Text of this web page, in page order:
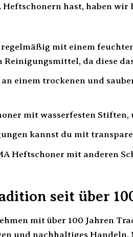
Heftschonern hast, haben
mit einem
Reinigungsmittel, da diese
einem trockenen und
mit wasserfesten
kannst du mit
Heftschoner mit anderen
seit über
mit über 100 Jahren
und nachhaltiges